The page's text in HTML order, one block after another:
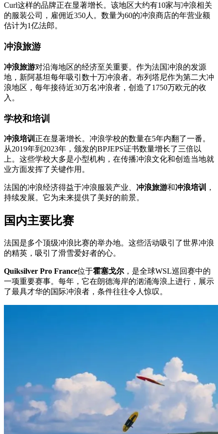
Curl这样的品牌正在显著增长。该地区大约有10家与冲浪相关
的服装公司，雇佣近350人。数量为60的冲浪商店的年营业额
估计为1亿法郎。
冲浪旅游
冲浪旅游对沿海地区的经济至关重要。作为法国冲浪的发源
地，新阿基坦每年吸引数十万冲浪者。布列塔尼作为第二大冲
浪地区，每年接待近30万名冲浪者，创造了1750万欧元的收
入。
学校和培训
冲浪培训 正在显著增长。冲浪学校的数量在5年内翻了一番。
从2019年到2023年，颁发的BPJEPS证书数量增长了三倍以
上。这些学校大多是小型机构，在传播冲浪文化和创造当地就
业方面发挥了关键作用。
法国的冲浪经济得益于冲浪服装产业、 冲浪旅游和冲浪培训
，
持续发展。它为未来提供了美好的前景。
国内主要比赛
法国是多个顶级冲浪比赛的举办地。这些活动吸引了世界冲浪
的精英，吸引了滑雪爱好者的心。
Quiksilver Pro France位于霍塞戈尔 ，是全球WSL巡回赛中的
一项重要赛事。每年，它在朗德海岸的汹涌海浪上进行，展示
了最具才华的国际冲浪者，条件往往令人惊叹。